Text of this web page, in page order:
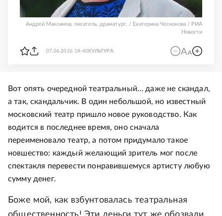
Андрей Максимов, писатель, драматург. / Екатерина Чеснокова / РИА
Новости
07.06.2026 18:40 КУЛЬТУРА
Вот опять очередной театральный… даже не скандал,
а так, скандальчик. В один небольшой, но известный
московский театр пришло новое руководство. Как
водится в последнее время, оно сначала
переименовало театр, а потом придумало такое
новшество: каждый желающий зритель мог после
спектакля перевести понравившемуся артисту любую
сумму денег.
Боже мой, как взбунтовалась театральная